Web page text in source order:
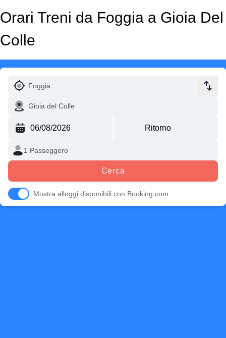
Orari Treni da Foggia a Gioia Del
Colle
Cerca
Mostra alloggi disponibili con Booking.com